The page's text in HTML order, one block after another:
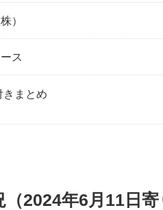
）
ス
きまとめ
2024年6月11日寄